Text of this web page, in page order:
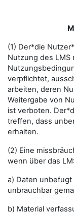
(1) Der*die
Nutzung des LMS
verpflichtet,
arbeiten, deren
Weitergabe von
ist verboten.
treffen, dass
erhalten.
(2) Eine
wenn über das
a) Daten
unbrauchbar
b) Material